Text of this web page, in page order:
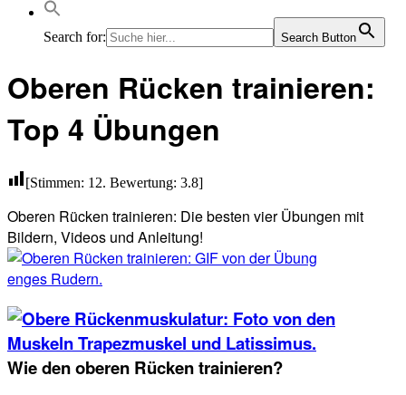
Search for: Search Button
Oberen Rücken trainieren:
Top 4 Übungen
[Stimmen: 12. Bewertung: 3.8]
Oberen Rücken trainieren: Die besten vier Übungen mit
Bildern, Videos und Anleitung!
Wie den oberen Rücken trainieren?